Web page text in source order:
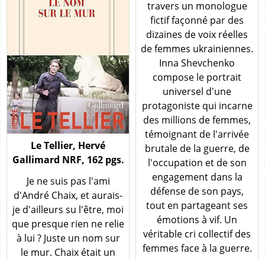
travers un monologue
fictif façonné par des
dizaines de voix réelles
de femmes ukrainiennes.
Inna Shevchenko
compose le portrait
universel d'une
protagoniste qui incarne
des millions de femmes,
témoignant de l'arrivée
brutale de la guerre, de
l'occupation et de son
engagement dans la
défense de son pays,
tout en partageant ses
émotions à vif. Un
véritable cri collectif des
femmes face à la guerre.
Le Tellier, Hervé
Gallimard NRF, 162 pgs.
Je ne suis pas l'ami
d'André Chaix, et aurais-
je d'ailleurs su l'être, moi
que presque rien ne relie
à lui ? Juste un nom sur
le mur. Chaix était un